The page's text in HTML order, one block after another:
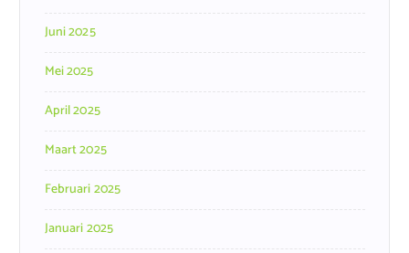
Juni 2025
Mei 2025
April 2025
Maart 2025
Februari 2025
Januari 2025